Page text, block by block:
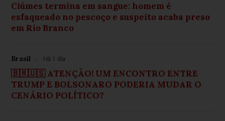
Ciúmes termina em sangue: homem é
esfaqueado no pescoço e suspeito acaba preso
em Rio Branco
Brasil Há 1 dia
🇧🇷🇺🇸 ATENÇÃO! UM ENCONTRO ENTRE
TRUMP E BOLSONARO PODERIA MUDAR O
CENÁRIO POLÍTICO?